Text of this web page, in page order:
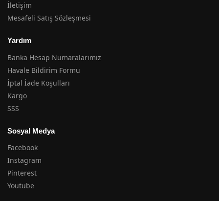
İletişim
Mesafeli Satış Sözleşmesi
Yardım
Banka Hesap Numaralarımız
Havale Bildirim Formu
İptal İade Koşulları
Kargo
SSS
Sosyal Medya
Facebook
Instagram
Pinterest
Youtube